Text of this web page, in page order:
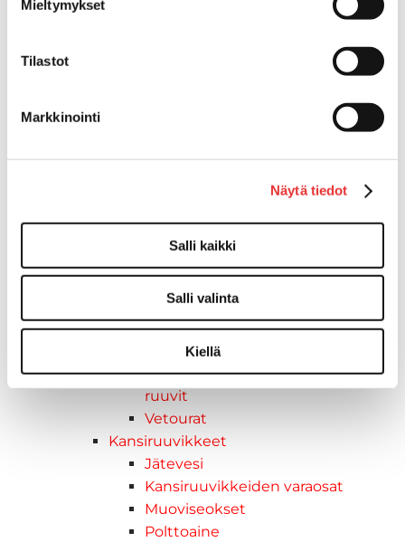
Mieltymykset
Tilastot
Markkinointi
Näytä tiedot
Salli kaikki
Salli valinta
Kiellä
Kuljetusramppien tarvikkeet
Tuolit
Pollarit
Knaapit
Trailerikoukut
Venerenkaat ja silmukkapultit/-
ruuvit
Vetourat
Kansiruuvikkeet
Jätevesi
Kansiruuvikkeiden varaosat
Muoviseokset
Polttoaine